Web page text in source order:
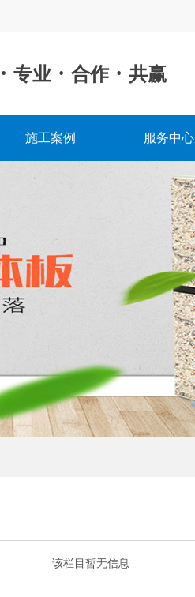
· 专业 · 合作 · 共赢
施工案例 服务中心
该栏目暂无信息